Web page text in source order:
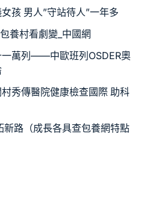
孩 男人”守站待人”一年多
養村看劇變_中國網
一萬列——中歐班列OSDER奧
秀傳醫院健康檢查國際 助科
路（成長各具查包養網特點